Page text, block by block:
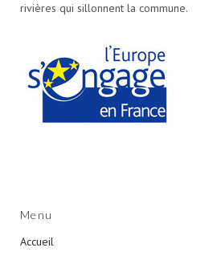
rivières qui sillonnent la commune.
Menu
Accueil